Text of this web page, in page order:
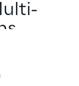
Protocol